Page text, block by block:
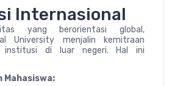
Internasional
yang berorientasi global,
University menjalin kemitraan
institusi di luar negeri. Hal ini
Mahasiswa: